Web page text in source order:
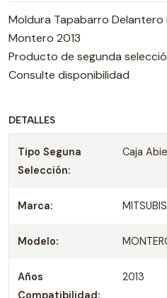
Moldura Tapabarro Delantero
Montero 2013
Producto de segunda
Consulte disponibilidad
DETALLES
Tipo Seguna
Selección:
Caja
Marca:
Modelo:
Años
Compatibilidad:
2013